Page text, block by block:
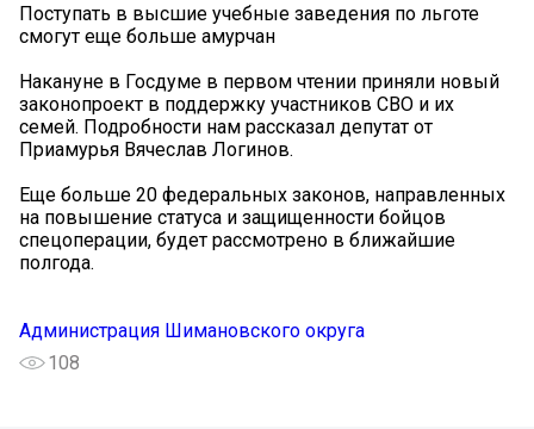
Поступать в высшие учебные заведения по льготе
смогут еще больше амурчан
Накануне в Госдуме в первом чтении приняли новый
законопроект в поддержку участников СВО и их
семей. Подробности нам рассказал депутат от
Приамурья Вячеслав Логинов.
Еще больше 20 федеральных законов, направленных
на повышение статуса и защищенности бойцов
спецоперации, будет рассмотрено в ближайшие
полгода.
Администрация Шимановского округа
108